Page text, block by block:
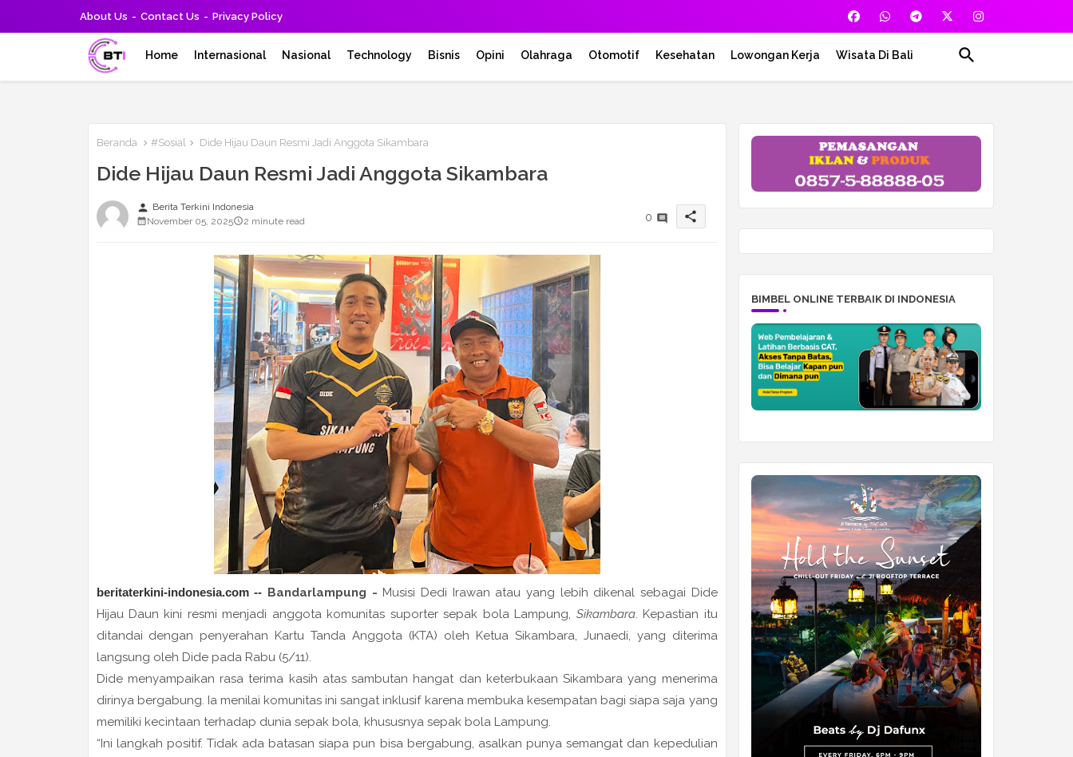
About Us Contact Us Privacy Policy
Home Internasional Nasional Technology Bisnis Opini Olahraga Otomotif Kesehatan Lowongan Kerja Wisata Di Bali
Beranda #Sosial Dide Hijau Daun Resmi Jadi Anggota Sikambara
Dide Hijau Daun Resmi Jadi Anggota Sikambara
person Berita Terkini Indonesia
November 05, 2025
2 minute read 0 share
beritaterkini-indonesia.com-- Bandarlampung - Musisi Dedi Irawan atau yang lebih dikenal sebagai Dide
Hijau Daun kini resmi menjadi anggota komunitas suporter sepak bola Lampung, Sikambara. Kepastian itu
ditandai dengan penyerahan Kartu Tanda Anggota (KTA) oleh Ketua Sikambara, Junaedi, yang diterima
langsung oleh Dide pada Rabu (5/11).
Dide menyampaikan rasa terima kasih atas sambutan hangat dan keterbukaan Sikambara yang menerima
dirinya bergabung. Ia menilai komunitas ini sangat inklusif karena membuka kesempatan bagi siapa saja yang
memiliki kecintaan terhadap dunia sepak bola, khususnya sepak bola Lampung.
“Ini langkah positif. Tidak ada batasan siapa pun bisa bergabung, asalkan punya semangat dan kepedulian
BIMBEL ONLINE TERBAIK DI INDONESIA